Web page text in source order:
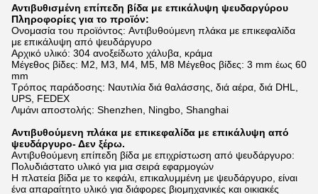
Αντιβυθισμένη επίπεδη βίδα με επικάλυψη ψευδαργύρου
Πληροφορίες για το προϊόν:
Ονομασία του προϊόντος: Αντιβυθούμενη πλάκα με επικεφαλίδα
με επικάλυψη από ψευδάργυρο
Αρχικό υλικό: 304 ανοξείδωτο χάλυβα, κράμα
Μέγεθος βίδες: M2, M3, M4, M5, M8 Μέγεθος βίδες: 3 mm έως 60
mm
Τρόπος παράδοσης: Ναυτιλία διά θαλάσσης, διά αέρα, διά DHL,
UPS, FEDEX
Λιμάνι αποστολής: Shenzhen, Ningbo, Shanghai
Αντιβυθούμενη πλάκα με επικεφαλίδα με επικάλυψη από
ψευδάργυρο- Δεν ξέρω.
Αντιβυθούμενη επίπεδη βίδα με επιχρίστωση από ψευδάργυρο:
Πολυδιάστατο υλικό για μια σειρά εφαρμογών
Η πλατεία βίδα με το κεφάλι, επικαλυμμένη με ψευδάργυρο, είναι
ένα απαραίτητο υλικό για διάφορες βιομηχανικές και οικιακές